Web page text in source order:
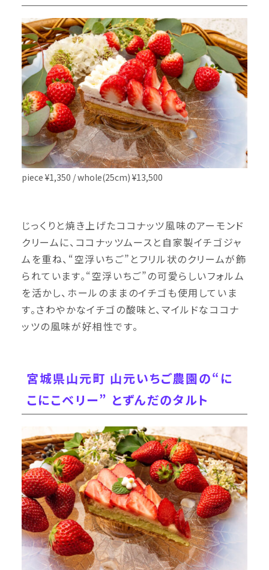
piece ¥1,350 / whole(25cm) ¥13,500
じっくりと焼き上げたココナッツ風味のアーモンド
クリームに、ココナッツムースと自家製イチゴジャ
ムを重ね、“空浮いちご”とフリル状のクリームが飾
られています。“空浮いちご”の可愛らしいフォルム
を活かし、ホールのままのイチゴも使用していま
す。さわやかなイチゴの酸味と、マイルドなココナ
ッツの風味が好相性です。
宮城県山元町 山元いちご農園の“に
こにこベリー” とずんだのタルト